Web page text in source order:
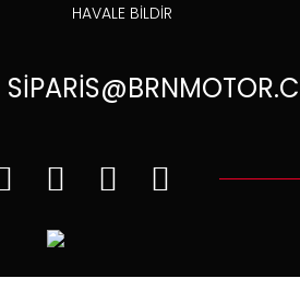
HAVALE BİLDİR